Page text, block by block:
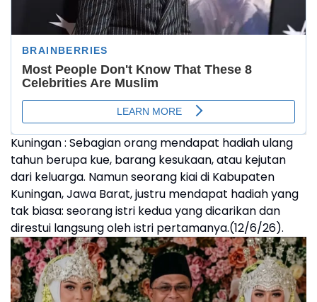
Kuningan : Sebagian orang mendapat hadiah ulang
tahun berupa kue, barang kesukaan, atau kejutan
dari keluarga. Namun seorang kiai di Kabupaten
Kuningan, Jawa Barat, justru mendapat hadiah yang
tak biasa: seorang istri kedua yang dicarikan dan
direstui langsung oleh istri pertamanya.(12/6/26).